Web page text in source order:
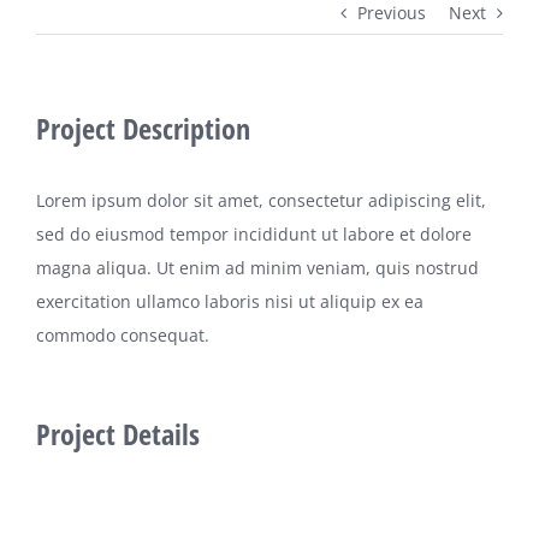
Previous Next
Project Description
Lorem ipsum dolor sit amet, consectetur adipiscing elit,
sed do eiusmod tempor incididunt ut labore et dolore
magna aliqua. Ut enim ad minim veniam, quis nostrud
exercitation ullamco laboris nisi ut aliquip ex ea
commodo consequat.
Project Details